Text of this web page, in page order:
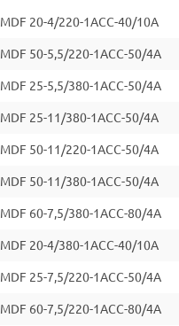
MDF 20-4/220-1ACC-40/10A
MDF 50-5,5/220-1ACC-50/4A
MDF 25-5,5/380-1ACC-50/4A
MDF 25-11/380-1ACC-50/4A
MDF 50-11/220-1ACC-50/4A
MDF 50-11/380-1ACC-50/4A
MDF 60-7,5/380-1ACC-80/4A
MDF 20-4/380-1ACC-40/10A
MDF 25-7,5/220-1ACC-50/4A
MDF 60-7,5/220-1ACC-80/4A